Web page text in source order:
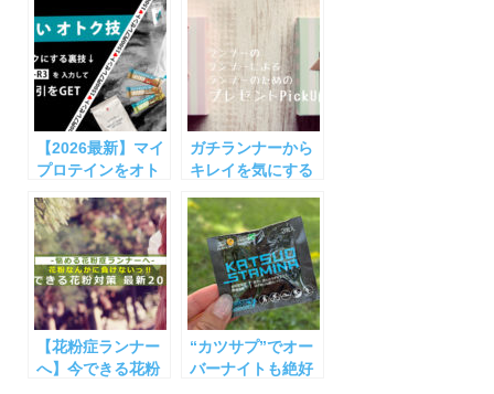
【2026最新】マイ
プロテインをオト
*1,500円割引付与
ガチランナーから
キレイを気にする
絶対ハズさないラ
ンナーが喜ぶプレ
ゼント
【花粉症ランナー
へ】今できる花粉
“カツサプ”でオー
バーナイトも絶好